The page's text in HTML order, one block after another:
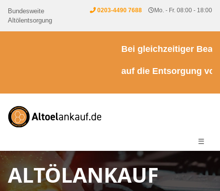
Bundesweite
Altölentsorgung
0203-4490 7688 Mo. - Fr. 08:00 - 18:00
Bei gleichzeitiger
auf die Entsorgung von
☰
ALTÖLANKAUF